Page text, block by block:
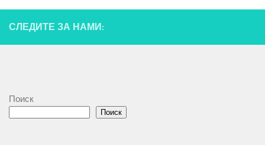
СЛЕДИТЕ ЗА НАМИ:
Поиск
Поиск